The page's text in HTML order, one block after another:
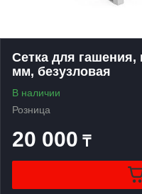
Сетка для гашения,
мм, безузловая
В наличии
Розница
20 000 ₸